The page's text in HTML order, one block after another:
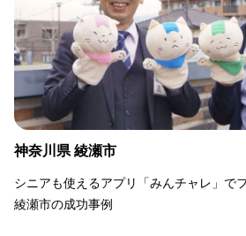
神奈川県 綾瀬市
シニアも使えるアプリ「みんチャレ」で
綾瀬市の成功事例